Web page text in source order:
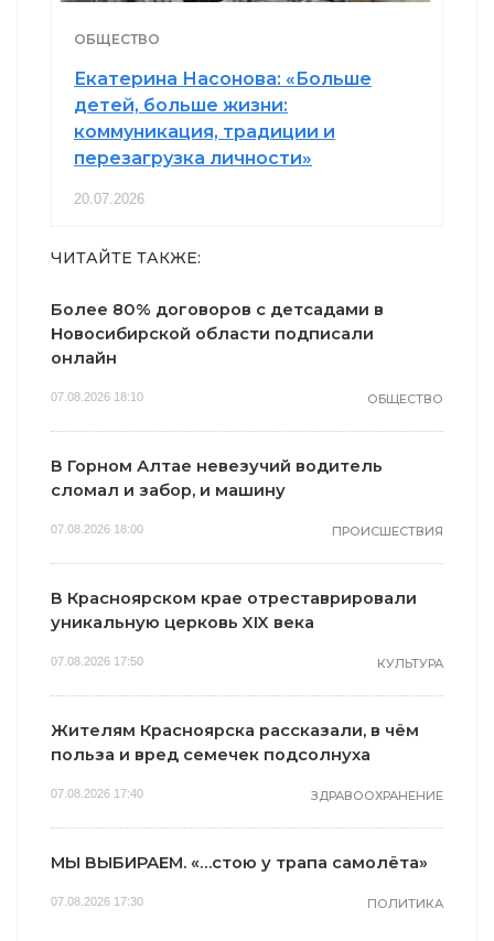
ОБЩЕСТВО
Екатерина Насонова: «Больше
детей, больше жизни:
коммуникация, традиции и
перезагрузка личности»
20.07.2026
ЧИТАЙТЕ ТАКЖЕ:
Более 80% договоров с детсадами в
Новосибирской области подписали
онлайн
07.08.2026 18:10 ОБЩЕСТВО
В Горном Алтае невезучий водитель
сломал и забор, и машину
07.08.2026 18:00 ПРОИСШЕСТВИЯ
В Красноярском крае отреставрировали
уникальную церковь XIX века
07.08.2026 17:50 КУЛЬТУРА
Жителям Красноярска рассказали, в чём
польза и вред семечек подсолнуха
07.08.2026 17:40 ЗДРАВООХРАНЕНИЕ
МЫ ВЫБИРАЕМ. «…стою у трапа самолёта»
07.08.2026 17:30 ПОЛИТИКА